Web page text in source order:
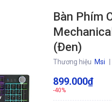
Bàn Phím
(Đen)
Thương hiệu Msi
899.000₫
-40%